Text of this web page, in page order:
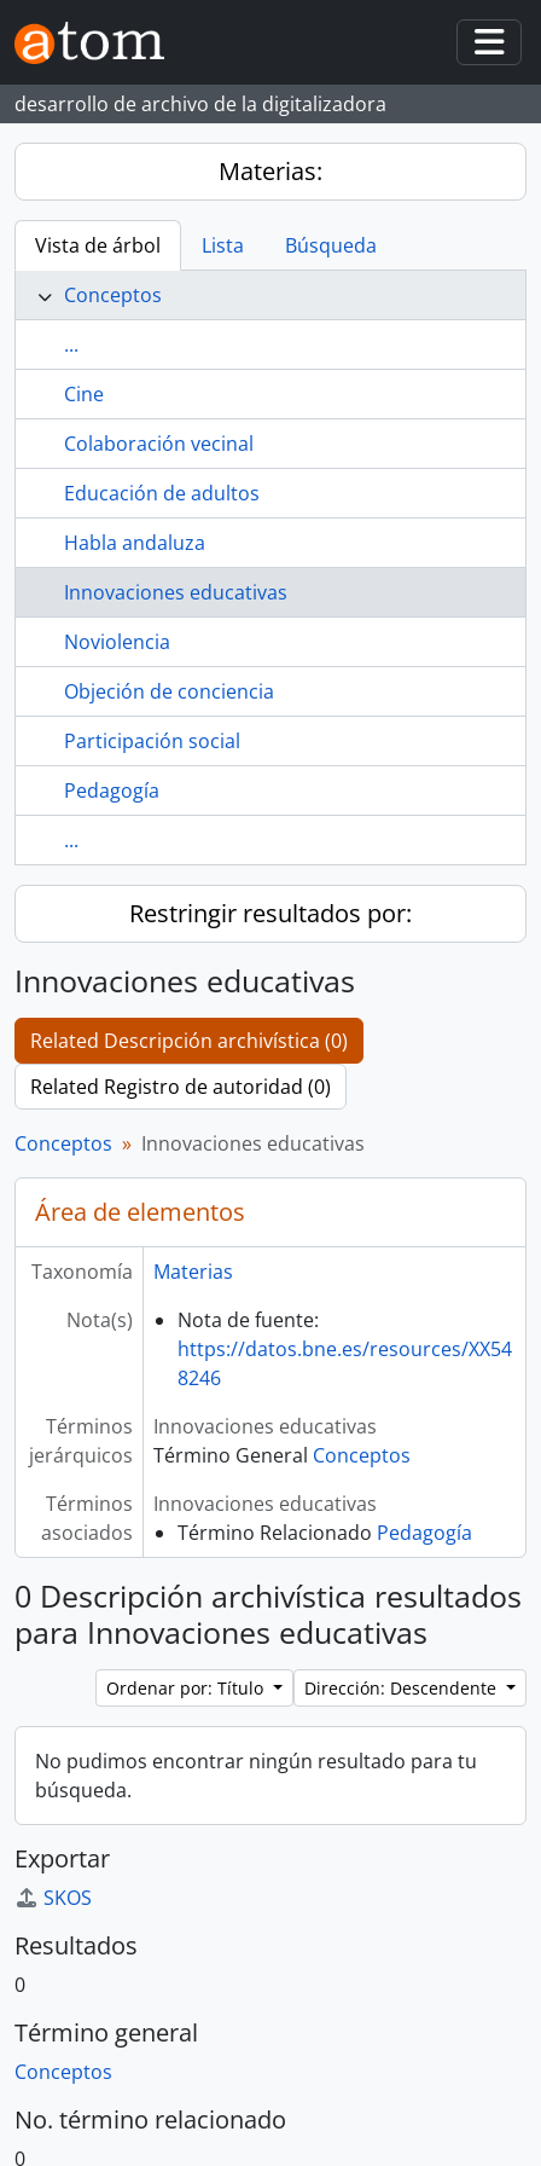
Skip to main content
desarrollo de archivo de la digitalizadora
Materias:
Vista de árbol Lista
Búsqueda
Conceptos
...
Cine
Colaboración vecinal
Educación de adultos
Habla andaluza
Innovaciones educativas
Noviolencia
Objeción de conciencia
Participación social
Pedagogía
...
Restringir resultados por:
Innovaciones educativas
Related Descripción archivística (0)
Related Registro de autoridad (0)
Conceptos Innovaciones educativas
Área de elementos
Taxonomía
Materias
Nota(s)
Nota de fuente:
https://datos.bne.es/resources/XX54
8246
Términos
jerárquicos
Innovaciones educativas
Término General Conceptos
Términos
asociados
Innovaciones educativas
Término Relacionado Pedagogía
0 Descripción archivística resultados
para Innovaciones educativas
Ordenar por: Título Dirección: Descendente
No pudimos encontrar ningún resultado para tu
búsqueda.
Exportar
SKOS
Resultados
0
Término general
Conceptos
No. término relacionado
0